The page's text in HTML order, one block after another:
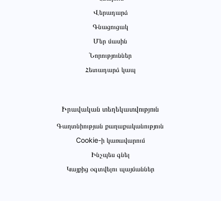
Վերադարձ
Գնացուցակ
Մեր մասին
Նորություններ
Հետադարձ կապ
Իրավական տեղեկատվություն
Գաղտնիության քաղաքականություն
Cookie-ի կառավարում
Ինչպես գնել
Կայքից օգտվելու պայմաններ